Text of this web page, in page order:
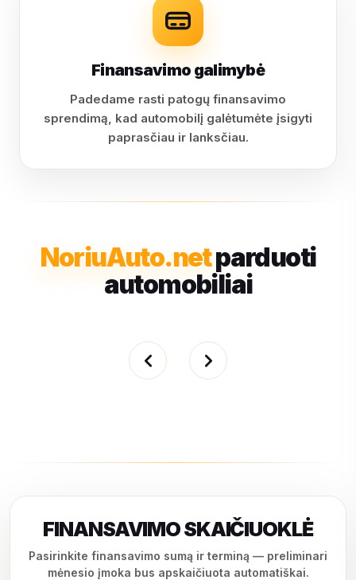
Finansavimo galimybė
Padedame rasti patogų finansavimo
sprendimą, kad automobilį galėtumėte įsigyti
paprasčiau ir lanksčiau.
NoriuAuto.netparduoti
automobiliai
FINANSAVIMO SKAIČIUOKLĖ
Pasirinkite finansavimo sumą ir terminą — preliminari
mėnesio įmoka bus apskaičiuota automatiškai.